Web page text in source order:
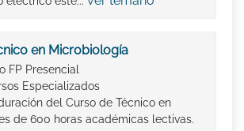
en Microbiología
FP Presencial
Especializados
del Curso de Técnico en
de 600 horas académicas lectivas.